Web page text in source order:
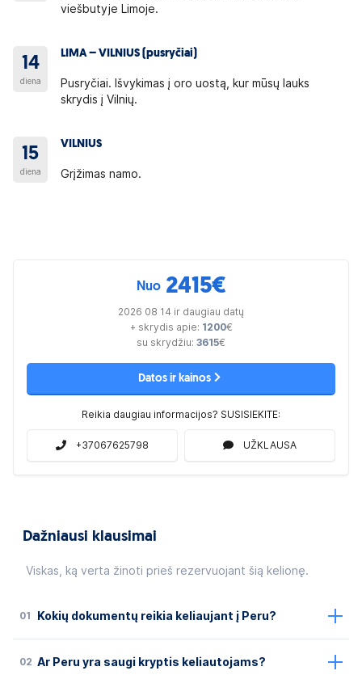
viešbutyje Limoje.
14
diena
LIMA – VILNIUS (pusryčiai)
Pusryčiai. Išvykimas į oro uostą, kur mūsų lauks
skrydis į Vilnių.
15
diena
VILNIUS
Grįžimas namo.
Nuo 2415€
2026 08 14 ir daugiau datų
+ skrydis apie: 1200€
su skrydžiu: 3615€
Datos ir kainos
Reikia daugiau informacijos? SUSISIEKITE:
+37067625798 UŽKLAUSA
Dažniausi klausimai
Viskas, ką verta žinoti prieš rezervuojant šią kelionę.
01 Kokių dokumentų reikia keliaujant į Peru?
02 Ar Peru yra saugi kryptis keliautojams?